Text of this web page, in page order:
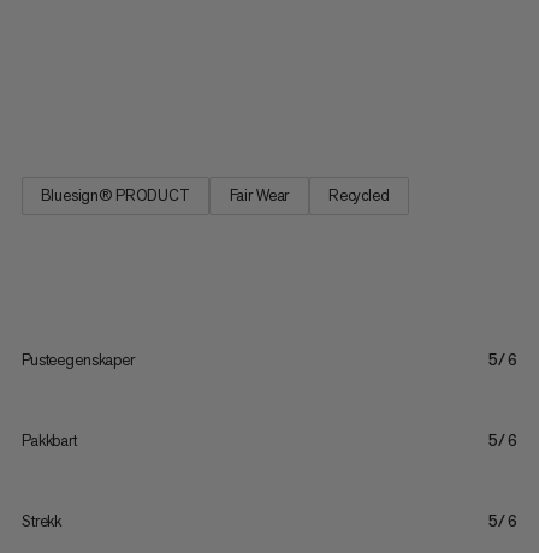
Bluesign® PRODUCT Fair Wear Recycled
Pusteegenskaper 5/6
Pakkbart 5/6
Strekk 5/6